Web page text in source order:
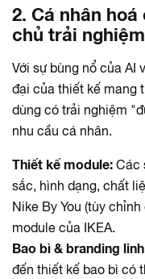
2. Cá nhân
chủ trải nghiệm
Với sự bùng nổ của AI
đại của thiết kế mang
dùng có trải nghiệm
nhu cầu cá nhân.
Thiết kế module:Các
sắc, hình dạng, chất
Nike By You (tùy
module của IKEA.
Bao bì & branding
đến thiết kế bao bì có